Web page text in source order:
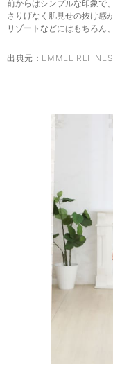
前からはシンプルな印象で
さりげなく肌見せの抜け感
リゾートなどにはもちろん
出典元： EMMEL REFINES